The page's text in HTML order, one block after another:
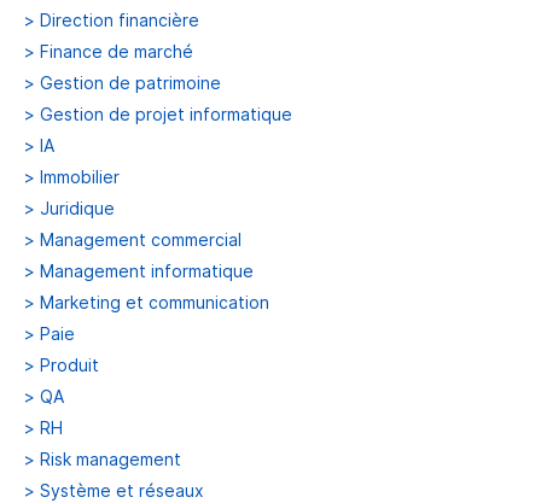
> Direction financière
> Finance de marché
> Gestion de patrimoine
> Gestion de projet informatique
> IA
> Immobilier
> Juridique
> Management commercial
> Management informatique
> Marketing et communication
> Paie
> Produit
> QA
> RH
> Risk management
> Système et réseaux